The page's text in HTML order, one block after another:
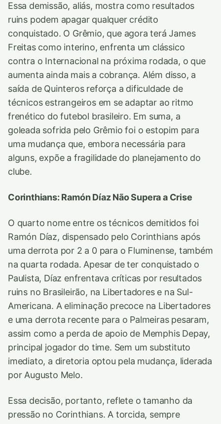
Essa demissão, aliás, mostra como resultados
ruins podem apagar qualquer crédito
conquistado. O Grêmio, que agora terá James
Freitas como interino, enfrenta um clássico
contra o Internacional na próxima rodada, o que
aumenta ainda mais a cobrança. Além disso, a
saída de Quinteros reforça a dificuldade de
técnicos estrangeiros em se adaptar ao ritmo
frenético do futebol brasileiro. Em suma, a
goleada sofrida pelo Grêmio foi o estopim para
uma mudança que, embora necessária para
alguns, expõe a fragilidade do planejamento do
clube.
Corinthians: Ramón Díaz Não Supera a Crise
O quarto nome entre os técnicos demitidos foi
Ramón Díaz, dispensado pelo Corinthians após
uma derrota por 2 a 0 para o Fluminense, também
na quarta rodada. Apesar de ter conquistado o
Paulista, Díaz enfrentava críticas por resultados
ruins no Brasileirão, na Libertadores e na Sul-
Americana. A eliminação precoce na Libertadores
e uma derrota recente para o Palmeiras pesaram,
assim como a perda de apoio de Memphis Depay,
principal jogador do time. Sem um substituto
imediato, a diretoria optou pela mudança, liderada
por Augusto Melo.
Essa decisão, portanto, reflete o tamanho da
pressão no Corinthians. A torcida, sempre